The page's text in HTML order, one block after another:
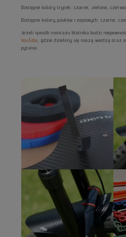
Dostępne kolory trytek: czarne, zielone,
Dostępne kolory pasków rzepowych: czarne,
Jeżeli sposób montażu błotnika budzi
YouTube, gdzie dzielimy się naszą wiedzą oraz
pytania.